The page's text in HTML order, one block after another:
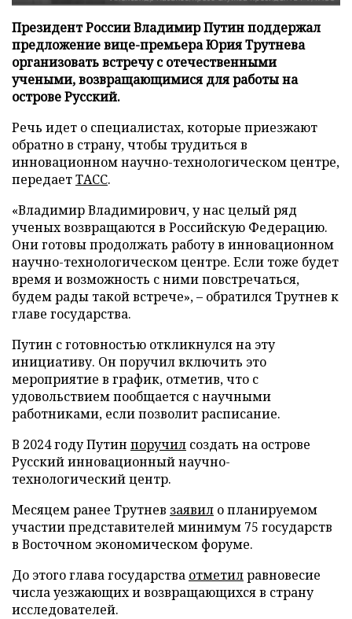
Президент России Владимир Путин поддержал
предложение вице-премьера Юрия Трутнева
организовать встречу с отечественными
учеными, возвращающимися для работы на
острове Русский.
Речь идет о специалистах, которые приезжают
обратно в страну, чтобы трудиться в
инновационном научно-технологическом центре,
передаетТАСС.
«Владимир Владимирович, у нас целый ряд
ученых возвращаются в Российскую Федерацию.
Они готовы продолжать работу в инновационном
научно-технологическом центре. Если тоже будет
время и возможность с ними повстречаться,
будем рады такой встрече», – обратился Трутнев к
главе государства.
Путин с готовностью откликнулся на эту
инициативу. Он поручил включить это
мероприятие в график, отметив, что с
удовольствием пообщается с научными
работниками, если позволит расписание.
В 2024 году Путин поручил создать на острове
Русский инновационный научно-
технологический центр.
Месяцем ранее Трутнев заявил о планируемом
участии представителей минимум 75 государств
в Восточном экономическом форуме.
До этого глава государства отметилравновесие
числа уезжающих и возвращающихся в страну
исследователей.